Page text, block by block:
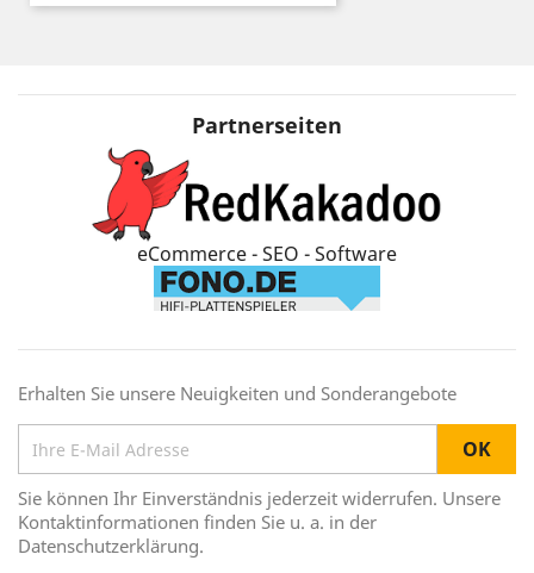
Partnerseiten
eCommerce - SEO - Software
Erhalten Sie unsere Neuigkeiten und Sonderangebote
Sie können Ihr Einverständnis jederzeit widerrufen. Unsere
Kontaktinformationen finden Sie u. a. in der
Datenschutzerklärung.